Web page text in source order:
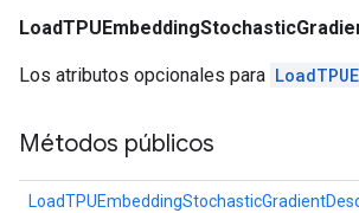
Los atributos opcionales para
Métodos públicos